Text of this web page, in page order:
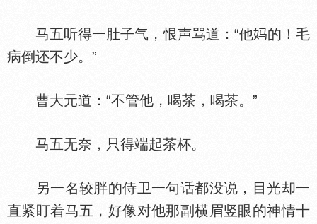
马五听得一肚子气，恨声骂道：“他
的！毛
病倒还不少。”
曹大元道：“不管他，喝茶，喝茶。”
马五无奈，只得端起茶杯。
另一名较胖的侍卫一句话都没说，目光却一
直紧盯着马五，好像对他那副横眉竖眼的神情十